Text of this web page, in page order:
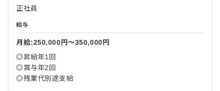
正社員
給与
月給:250,000円〜350,000円
◎昇給年1回
◎賞与年2回
◎残業代別途支給